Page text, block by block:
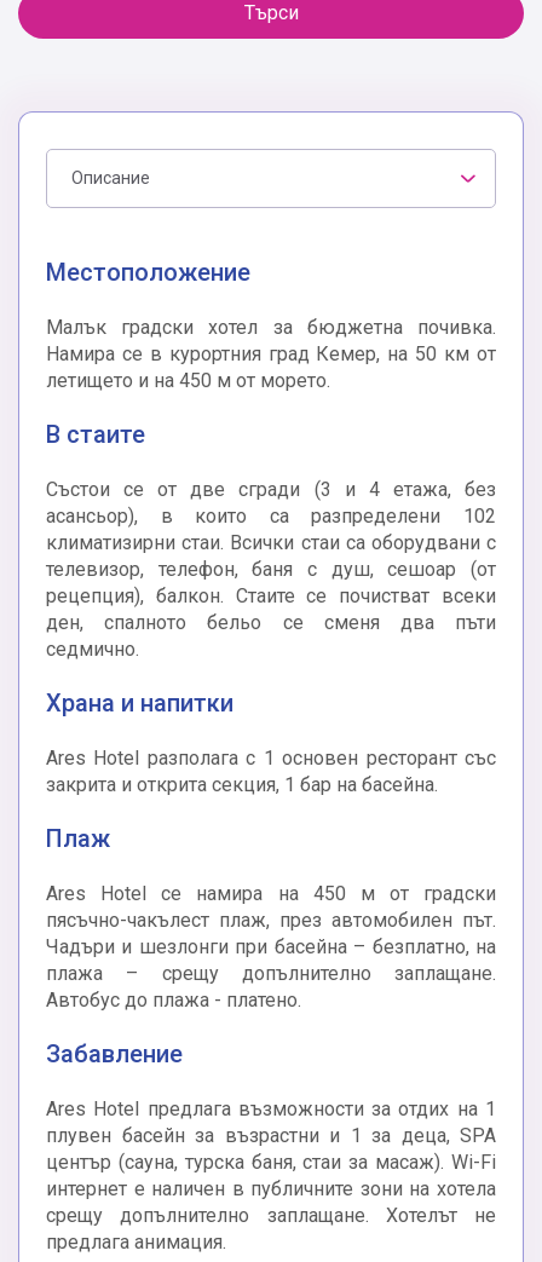
Търси
Описание
Местоположение
Малък градски хотел за бюджетна почивка.
Намира се в курортния град Кемер, на 50 км от
летището и на 450 м от морето.
В стаите
Състои се от две сгради (3 и 4 етажа, без
асансьор), в които са разпределени 102
климатизирни стаи. Всички стаи са оборудвани с
телевизор, телефон, баня с душ, сешоар (от
рецепция), балкон. Стаите се почистват всеки
ден, спалното бельо се сменя два пъти
седмично.
Храна и напитки
Ares Hotel разполага с 1 основен ресторант със
закрита и открита секция, 1 бар на басейна.
Плаж
Ares Hotel се намира на 450 м от градски
пясъчно-чакълест плаж, през автомобилен път.
Чадъри и шезлонги при басейна – безплатно, на
плажа – срещу допълнително заплащане.
Автобус до плажа - платено.
Забавление
Ares Hotel предлага възможности за отдих на 1
плувен басейн за възрастни и 1 за деца, SPA
център (сауна, турска баня, стаи за масаж). Wi-Fi
интернет е наличен в публичните зони на хотела
срещу допълнително заплащане. Хотелът не
предлага анимация.